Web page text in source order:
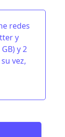
redes
y
y 2
vez,